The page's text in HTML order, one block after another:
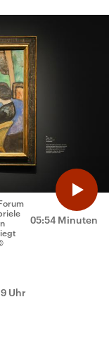
05:54 Minuten
Uhr